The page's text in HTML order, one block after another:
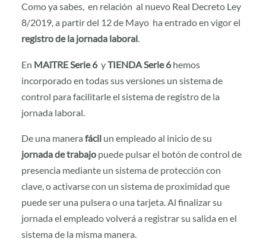
Como ya sabes, en relación al nuevo Real Decreto Ley
8/2019, a partir del 12 de Mayo ha entrado en vigor el
registro de la jornada laboral.
En MAîTRE Serie 6yTIENDA Serie 6hemos
incorporado en todas sus versiones un sistema de
control para facilitarle el sistema de registro de la
jornada laboral.
De una manerafácil un empleado al inicio de su
jornada de trabajo puede pulsar el botón de control de
presencia mediante un sistema de protección con
clave, o activarse con un sistema de proximidad que
puede ser una pulsera o una tarjeta. Al finalizar su
jornada el empleado volverá a registrar su salida en el
sistema de la misma manera.